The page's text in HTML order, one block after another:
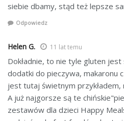
siebie dbamy, stąd też lepsze
Odpowiedz
Helen G. 11 lat temu
Dokładnie, to nie tyle gluten
dodatki do pieczywa, makaronu
jest tutaj świetnym przykładem,
A już najgorsze są te
zestawów dla dzieci Happy